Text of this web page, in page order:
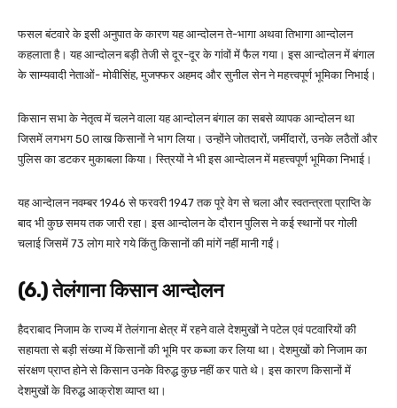
फसल बंटवारे के इसी अनुपात के कारण यह आन्दोलन ते-भागा अथवा तिभागा आन्दोलन
कहलाता है। यह आन्दोलन बड़ी तेजी से दूर-दूर के गांवों में फैल गया। इस आन्दोलन में बंगाल
के साम्यवादी नेताओं- मोवीसिंह, मुजफ्फर अहमद और सुनील सेन ने महत्त्वपूर्ण भूमिका निभाई।
किसान सभा के नेतृत्व में चलने वाला यह आन्दोलन बंगाल का सबसे व्यापक आन्दोलन था
जिसमें लगभग 50 लाख किसानों ने भाग लिया। उन्होंने जोतदारों, जमींदारों, उनके लठैतों और
पुलिस का डटकर मुकाबला किया। स्त्रियों ने भी इस आन्देालन में महत्त्वपूर्ण भूमिका निभाई।
यह आन्देालन नवम्बर 1946 से फरवरी 1947 तक पूरे वेग से चला और स्वतन्त्रता प्राप्ति के
बाद भी कुछ समय तक जारी रहा। इस आन्दोलन के दौरान पुलिस ने कई स्थानों पर गोली
चलाई जिसमें 73 लोग मारे गये किंतु किसानों की मांगें नहीं मानी गईं।
(6.) तेलंगाना किसान आन्दोलन
हैदराबाद निजाम के राज्य में तेलंगाना क्षेत्र में रहने वाले देशमुखों ने पटेल एवं पटवारियों की
सहायता से बड़ी संख्या में किसानों की भूमि पर कब्जा कर लिया था। देशमुखों को निजाम का
संरक्षण प्राप्त होने से किसान उनके विरुद्ध कुछ नहीं कर पाते थे। इस कारण किसानों में
देशमुखों के विरुद्ध आक्रोश व्याप्त था।